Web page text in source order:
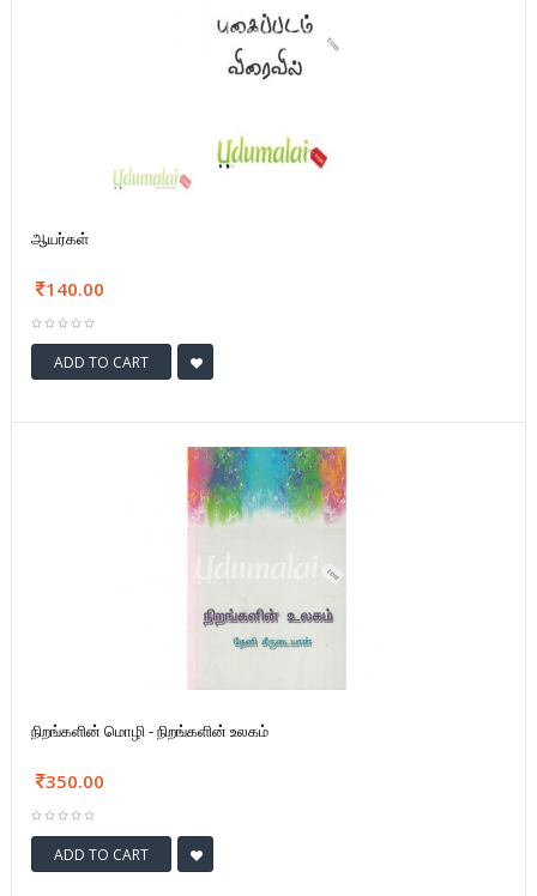
ஆயர்கள்
140.00
ADD TO CART
நிறங்களின் மொழி - நிறங்களின் உலகம்
350.00
ADD TO CART